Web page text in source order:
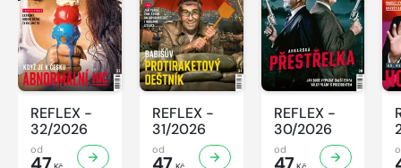
REFLEX -
32/2026
od
REFLEX -
31/2026
od
REFLEX -
30/2026
od